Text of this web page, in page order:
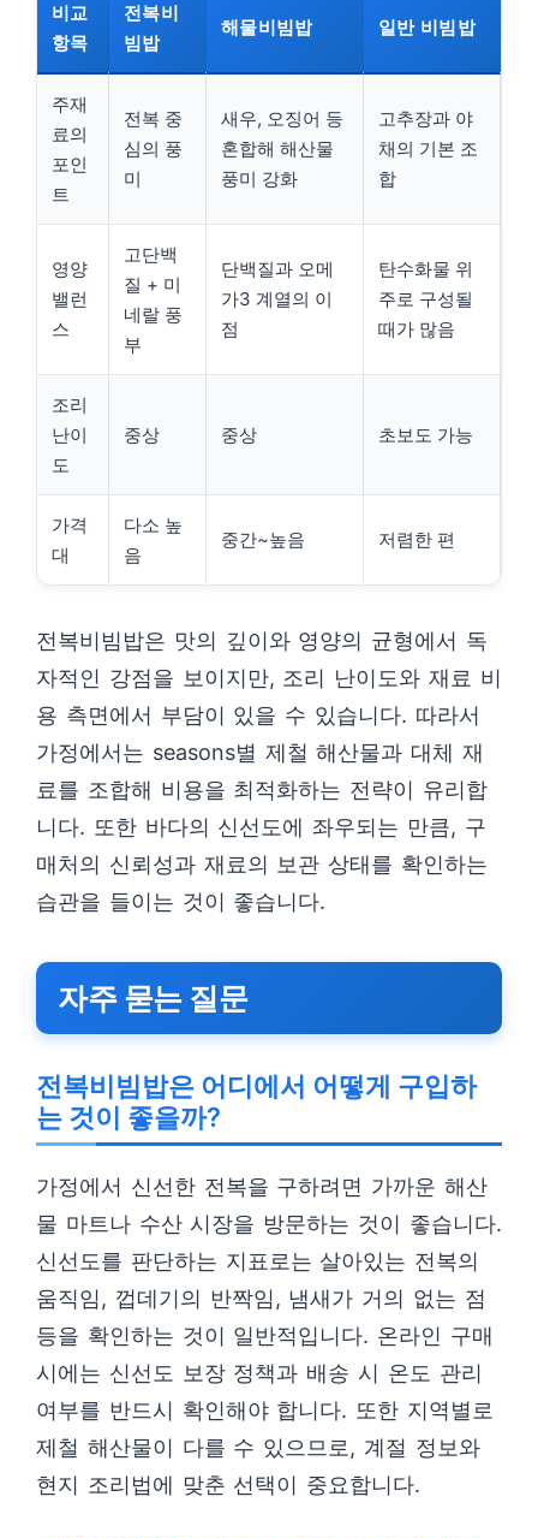
비교
항목
전복비
빔밥
해물비빔밥 일반 비빔밥
주재
료의
포인
트
전복 중
심의 풍
미
새우, 오징어 등
혼합해 해산물
풍미 강화
고추장과 야
채의 기본 조
합
영양
밸런
스
고단백
질 + 미
네랄 풍
부
단백질과 오메
가3 계열의 이
점
탄수화물 위
주로 구성될
때가 많음
조리
난이
도
중상 중상 초보도 가능
가격
대
다소 높
음
중간~높음 저렴한 편
전복비빔밥은 맛의 깊이와 영양의 균형에서 독
자적인 강점을 보이지만, 조리 난이도와 재료 비
용 측면에서 부담이 있을 수 있습니다. 따라서
가정에서는 seasons별 제철 해산물과 대체 재
료를 조합해 비용을 최적화하는 전략이 유리합
니다. 또한 바다의 신선도에 좌우되는 만큼, 구
매처의 신뢰성과 재료의 보관 상태를 확인하는
습관을 들이는 것이 좋습니다.
자주 묻는 질문
전복비빔밥은 어디에서 어떻게 구입하
는 것이 좋을까?
가정에서 신선한 전복을 구하려면 가까운 해산
물 마트나 수산 시장을 방문하는 것이 좋습니다.
신선도를 판단하는 지표로는 살아있는 전복의
움직임, 껍데기의 반짝임, 냄새가 거의 없는 점
등을 확인하는 것이 일반적입니다. 온라인 구매
시에는 신선도 보장 정책과 배송 시 온도 관리
여부를 반드시 확인해야 합니다. 또한 지역별로
제철 해산물이 다를 수 있으므로, 계절 정보와
현지 조리법에 맞춘 선택이 중요합니다.